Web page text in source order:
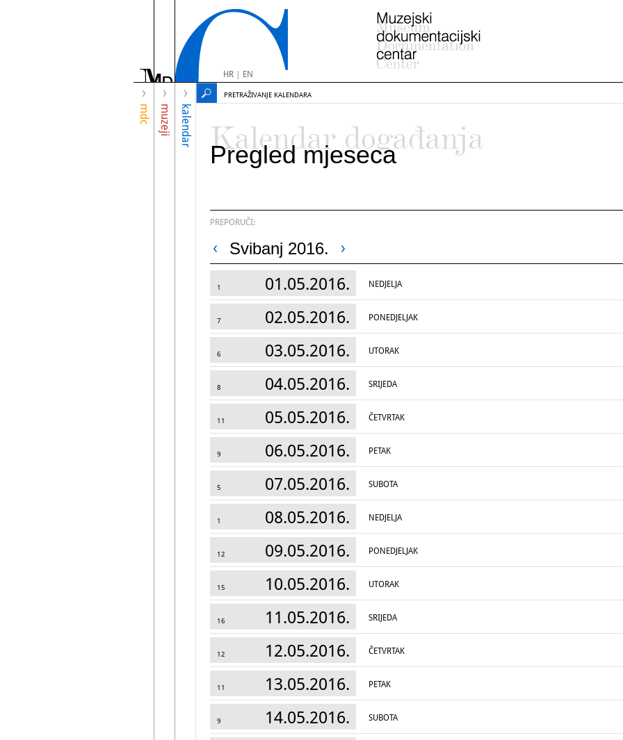
HR| EN
mdc muzeji kalendar
PRETRAŽIVANJE KALENDARA
Kalendar događanja
Pregled mjeseca
PREPORUČI:
Svibanj 2016.
1 01.05.2016. NEDJELJA
7 02.05.2016. PONEDJELJAK
6 03.05.2016. UTORAK
8 04.05.2016. SRIJEDA
11 05.05.2016. ČETVRTAK
9 06.05.2016. PETAK
5 07.05.2016. SUBOTA
1 08.05.2016. NEDJELJA
12 09.05.2016. PONEDJELJAK
15 10.05.2016. UTORAK
16 11.05.2016. SRIJEDA
12 12.05.2016. ČETVRTAK
11 13.05.2016. PETAK
9 14.05.2016. SUBOTA